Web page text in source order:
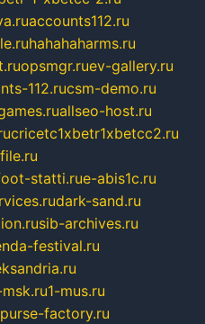
accounts112.ru
hahahaharms.ru
opsmgr.ruev-gallery.ru
112.rucsm-demo.ru
allseo-host.ru
cricetc1xbetr1xbetcc2.ru
statti.rue-abis1c.ru
dark-sand.ru
sib-archives.ru
festival.ru
1-mus.ru
purse-factory.ru